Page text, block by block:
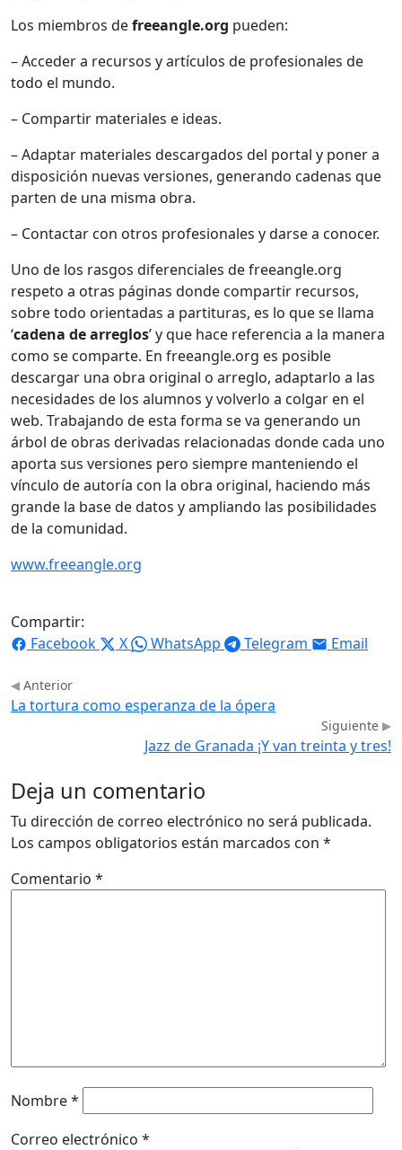
Los miembros defreeangle.org pueden:
– Acceder a recursos y artículos de profesionales de
todo el mundo.
– Compartir materiales e ideas.
– Adaptar materiales descargados del portal y poner a
disposición nuevas versiones, generando cadenas que
parten de una misma obra.
– Contactar con otros profesionales y darse a conocer.
Uno de los rasgos diferenciales de freeangle.org
respeto a otras páginas donde compartir recursos,
sobre todo orientadas a partituras, es lo que se llama
‘cadena de arreglos’ y que hace referencia a la manera
como se comparte. En freeangle.org es posible
descargar una obra original o arreglo, adaptarlo a las
necesidades de los alumnos y volverlo a colgar en el
web. Trabajando de esta forma se va generando un
árbol de obras derivadas relacionadas donde cada uno
aporta sus versiones pero siempre manteniendo el
vínculo de autoría con la obra original, haciendo más
grande la base de datos y ampliando las posibilidades
de la comunidad.
www.freeangle.org
Compartir:
Facebook
X WhatsApp Telegram Email
Anterior
La tortura como esperanza de la ópera
Siguiente
Jazz de Granada ¡Y van treinta y tres!
Deja un comentario
Tu dirección de correo electrónico no será publicada.
Los campos obligatorios están marcados con *
Comentario *
Nombre*
Correo electrónico *